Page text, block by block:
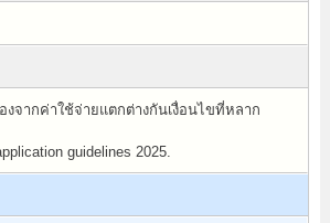
งจากค่าใช้จ่ายแตกต่างกันเงื่อนไขที่หลาก
guidelines 2025.